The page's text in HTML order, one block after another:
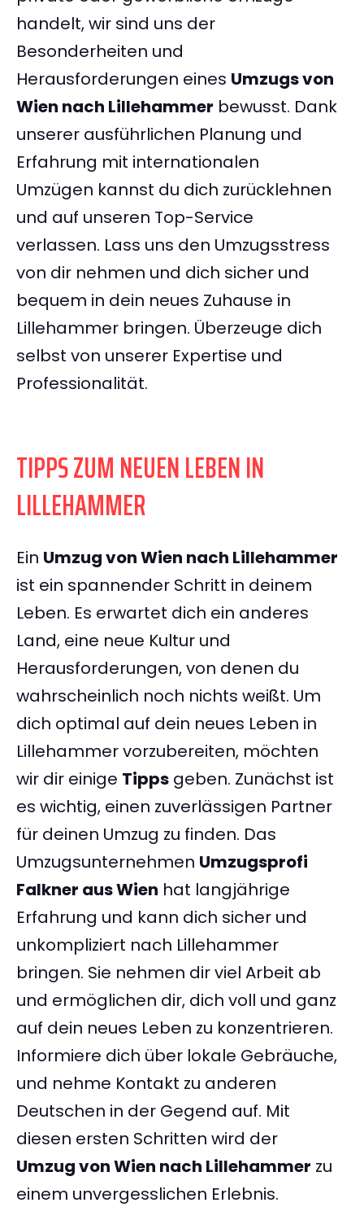
handelt, wir sind uns der
Besonderheiten und
Herausforderungen eines Umzugs von
Wien nach Lillehammer bewusst. Dank
unserer ausführlichen Planung und
Erfahrung mit internationalen
Umzügen kannst du dich zurücklehnen
und auf unseren Top-Service
verlassen. Lass uns den Umzugsstress
von dir nehmen und dich sicher und
bequem in dein neues Zuhause in
Lillehammer bringen. Überzeuge dich
selbst von unserer Expertise und
Professionalität.
TIPPS ZUM NEUEN LEBEN IN
LILLEHAMMER
Ein Umzug von Wien nach Lillehammer
ist ein spannender Schritt in deinem
Leben. Es erwartet dich ein anderes
Land, eine neue Kultur und
Herausforderungen, von denen du
wahrscheinlich noch nichts weißt. Um
dich optimal auf dein neues Leben in
Lillehammer vorzubereiten, möchten
wir dir einige Tipps geben. Zunächst ist
es wichtig, einen zuverlässigen Partner
für deinen Umzug zu finden. Das
Umzugsunternehmen Umzugsprofi
Falkner aus Wien hat langjährige
Erfahrung und kann dich sicher und
unkompliziert nach Lillehammer
bringen. Sie nehmen dir viel Arbeit ab
und ermöglichen dir, dich voll und ganz
auf dein neues Leben zu konzentrieren.
Informiere dich über lokale Gebräuche,
und nehme Kontakt zu anderen
Deutschen in der Gegend auf. Mit
diesen ersten Schritten wird der
Umzug von Wien nach Lillehammer zu
einem unvergesslichen Erlebnis.